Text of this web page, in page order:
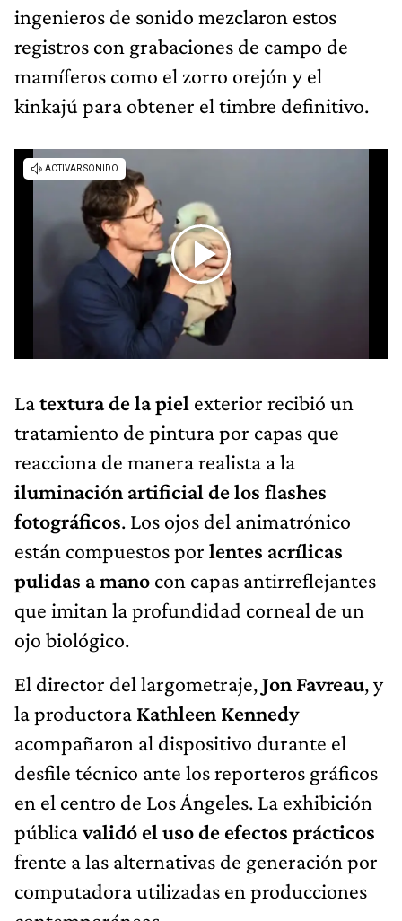
ingenieros de sonido mezclaron estos
registros con grabaciones de campo de
mamíferos como el zorro orejón y el
kinkajú para obtener el timbre definitivo.
Latextura de la piel exterior recibió un
tratamiento de pintura por capas que
reacciona de manera realista a la
iluminación artificial de los flashes
fotográficos. Los ojos del animatrónico
están compuestos por lentes acrílicas
pulidas a mano con capas antirreflejantes
que imitan la profundidad corneal de un
ojo biológico.
El director del largometraje,Jon Favreau, y
la productora Kathleen Kennedy
acompañaron al dispositivo durante el
desfile técnico ante los reporteros gráficos
en el centro de Los Ángeles. La exhibición
públicavalidó el uso de efectos prácticos
frente a las alternativas de generación por
computadora utilizadas en producciones